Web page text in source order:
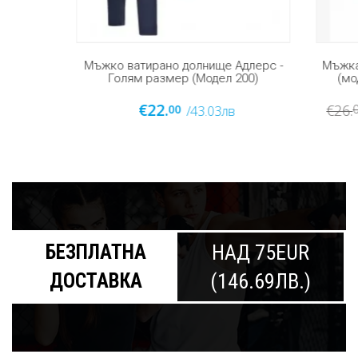
Мъжко ватирано долнище Адлерс -
Голям размер (Модел 200)
€22.00 /43.03лв
Мъжка
€26.
БЕЗПЛАТНА
ДОСТАВКА
НАД 75EUR
(146.69ЛВ.)